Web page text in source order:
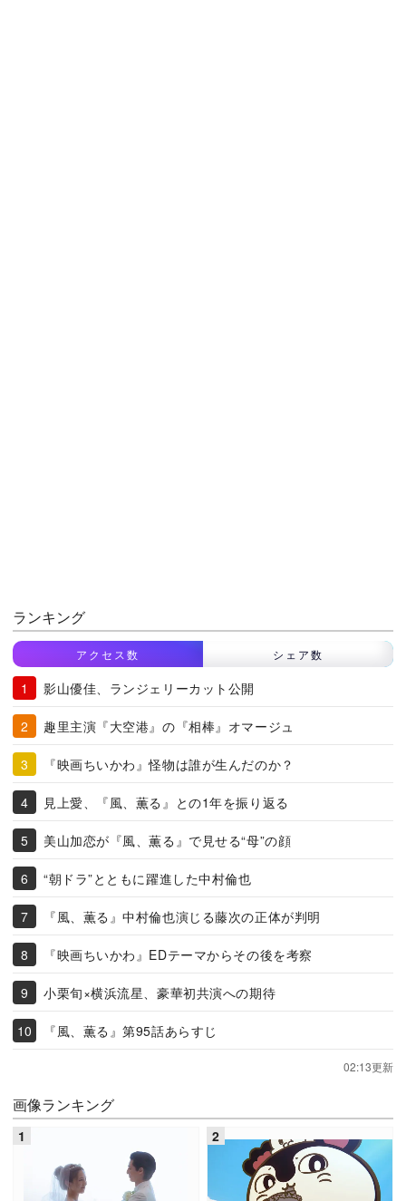
ランキング
アクセス数 シェア数
影山優佳、ランジェリーカット公開
趣里主演『大空港』の『相棒』オマージュ
『映画ちいかわ』怪物は誰が生んだのか？
見上愛、『風、薫る』との1年を振り返る
美山加恋が『風、薫る』で見せる“母”の顔
“朝ドラ”とともに躍進した中村倫也
『風、薫る』中村倫也演じる藤次の正体が判明
『映画ちいかわ』EDテーマからその後を考察
小栗旬×横浜流星、豪華初共演への期待
『風、薫る』第95話あらすじ
02:13更新
画像ランキング